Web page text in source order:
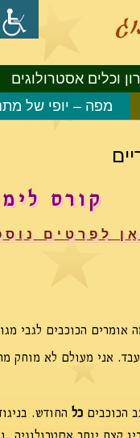
וכלים אסטרולוגים
מפה – יופי של
קורס
לפרטים
אומרים הכוכבים לגבי
אני מעולם לא
הכוכבים כל החודש.